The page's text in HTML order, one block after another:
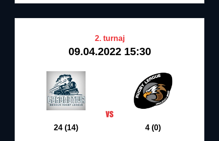
2. turnaj
09.04.2022 15:30
24 (14) 4 (0)